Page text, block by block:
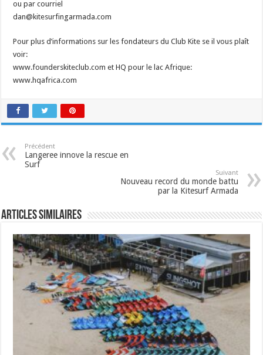
ou par courriel
dan@kitesurfingarmada.com
Pour plus d’informations sur les fondateurs du Club Kite se il vous plaît
voir:
www.founderskiteclub.com et HQ pour le lac Afrique:
www.hqafrica.com
Précédent
Langeree innove la rescue en
Surf
Suivant
Nouveau record du monde battu
par la Kitesurf Armada
Articles similaires